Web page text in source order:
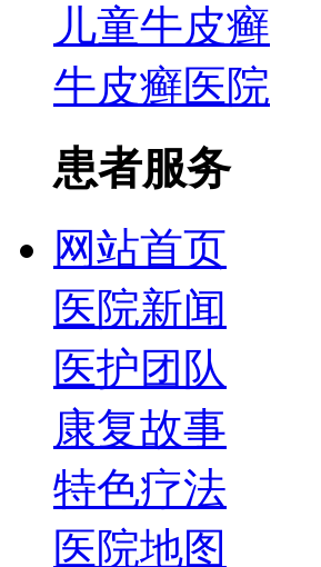
儿童牛皮癣
牛皮癣医院
患者服务
网站首页
医院新闻
医护团队
康复故事
特色疗法
医院地图